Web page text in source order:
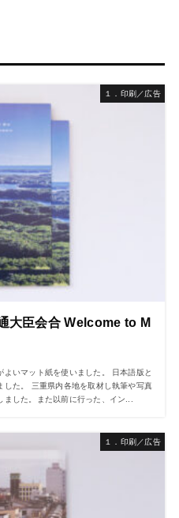
１．印刷／広告
大臣会合 Welcome to M
いマット紙を使いました。 日本語版と
た。 三重県内各地を取材し執筆や写真
した。また以前に行った、イン...
１．印刷／広告